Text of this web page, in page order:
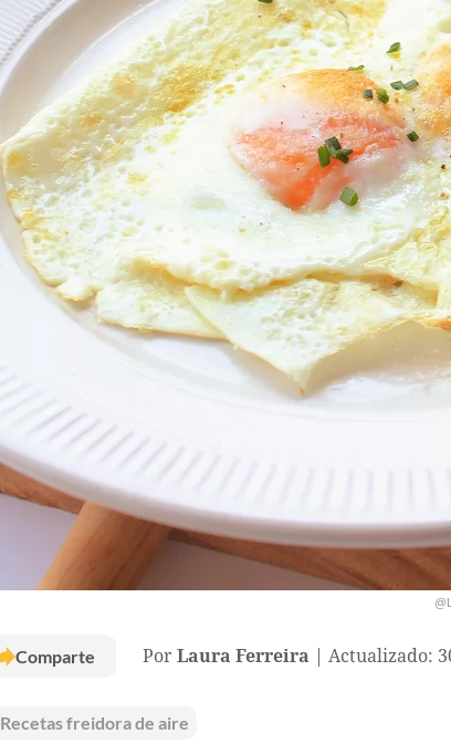
Comparte Por Laura Ferreira Actualizado:
Recetas freidora de aire